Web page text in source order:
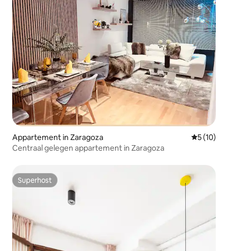
Appartement in Zaragoza
5 (10)
Centraal gelegen appartement in Zaragoza
Superhost
Superhost